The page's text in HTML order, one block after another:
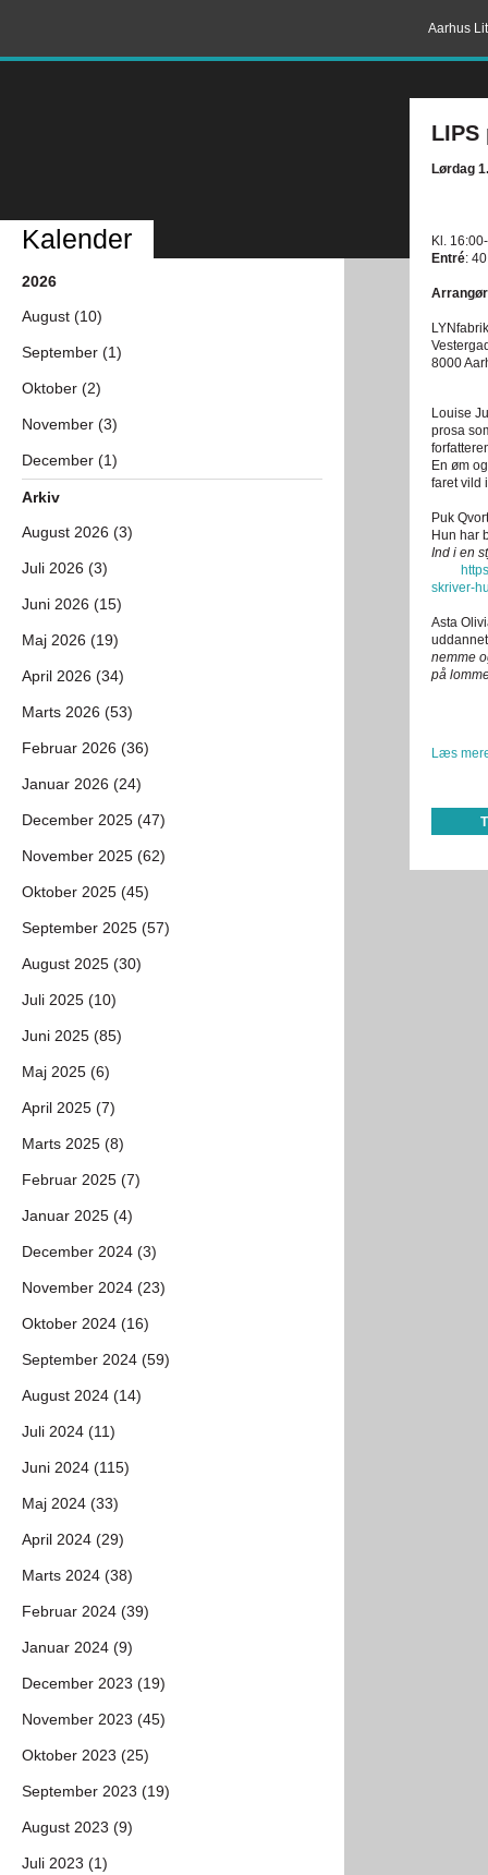
Aarhus
LIPS
Lørdag
Kl.
Entré:
8000
Louise
prosa
En øm
faret vild
Puk
Hun har
Ind i en
skriver-
Asta
nemme
på
Læs
Kalender
2026
August (10)
September (1)
Oktober (2)
November (3)
December (1)
Arkiv
August 2026 (3)
Juli 2026 (3)
Juni 2026 (15)
Maj 2026 (19)
April 2026 (34)
Marts 2026 (53)
Februar 2026 (36)
Januar 2026 (24)
December 2025 (47)
November 2025 (62)
Oktober 2025 (45)
September 2025 (57)
August 2025 (30)
Juli 2025 (10)
Juni 2025 (85)
Maj 2025 (6)
April 2025 (7)
Marts 2025 (8)
Februar 2025 (7)
Januar 2025 (4)
December 2024 (3)
November 2024 (23)
Oktober 2024 (16)
September 2024 (59)
August 2024 (14)
Juli 2024 (11)
Juni 2024 (115)
Maj 2024 (33)
April 2024 (29)
Marts 2024 (38)
Februar 2024 (39)
Januar 2024 (9)
December 2023 (19)
November 2023 (45)
Oktober 2023 (25)
September 2023 (19)
August 2023 (9)
Juli 2023 (1)